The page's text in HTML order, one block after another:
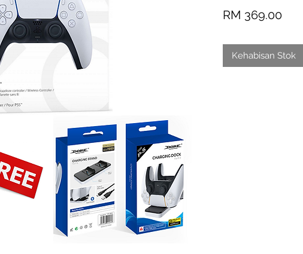
RM 369.00
Kehabisan Stok